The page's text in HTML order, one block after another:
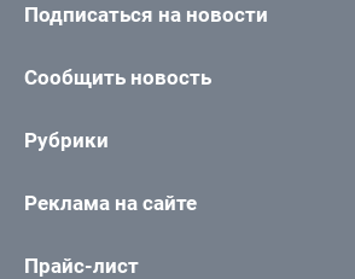
Подписаться на новости
Сообщить новость
Рубрики
Реклама на сайте
Прайс-лист